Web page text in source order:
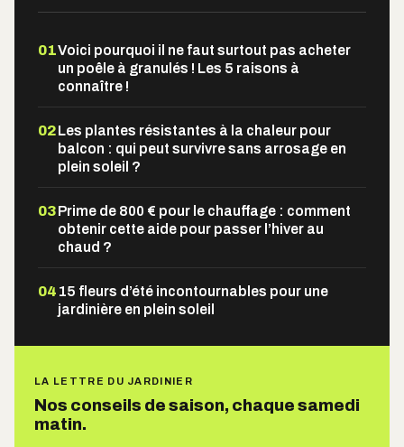
01Voici pourquoi il ne faut surtout pas acheter
un poêle à granulés ! Les 5 raisons à
connaître !
02Les plantes résistantes à la chaleur pour
balcon : qui peut survivre sans arrosage en
plein soleil ?
03Prime de 800 € pour le chauffage : comment
obtenir cette aide pour passer l’hiver au
chaud ?
04 15 fleurs d’été incontournables pour une
jardinière en plein soleil
LA LETTRE DU JARDINIER
Nos conseils de saison, chaque samedi
matin.